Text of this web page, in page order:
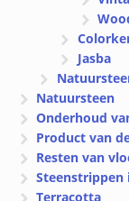
Jasba
Natuursteen
Onderhoud
Product van
Resten van
Steenstrippen
Terracotta